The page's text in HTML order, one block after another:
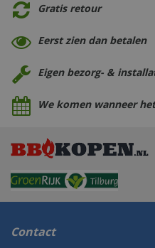
Gratis retour
Eerst zien dan betalen
Eigen bezorg- &
We komen wanneer
Contact